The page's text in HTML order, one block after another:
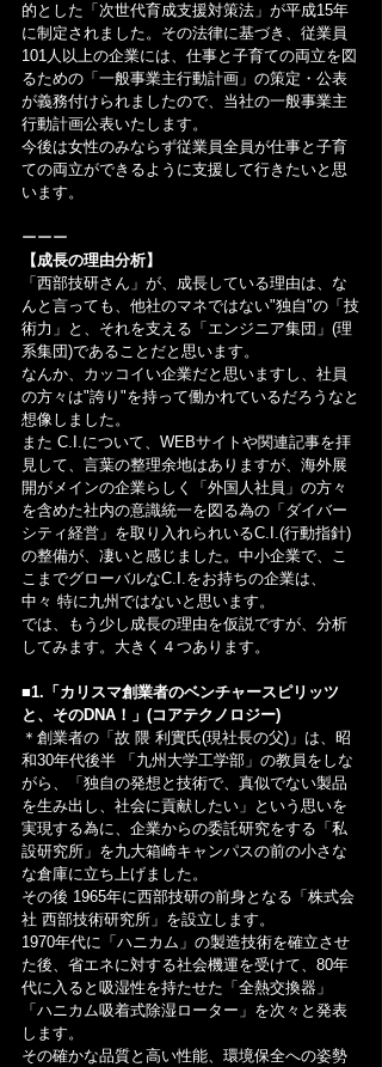
的とした「次世代育成支援対策法」が平成15年
に制定されました。その法律に基づき、従業員
101人以上の企業には、仕事と子育ての両立を図
るための「一般事業主行動計画」の策定・公表
が義務付けられましたので、当社の一般事業主
行動計画公表いたします。
今後は女性のみならず従業員全員が仕事と子育
ての両立ができるように支援して行きたいと思
います。
ーーー
【成長の理由分析】
「西部技研さん」が、成長している理由は、な
んと言っても、他社のマネではない"独自"の「技
術力」と、それを支える「エンジニア集団」(理
系集団)であることだと思います。
なんか、カッコイい企業だと思いますし、社員
の方々は"誇り"を持って働かれているだろうなと
想像しました。
また C.I.について、WEBサイトや関連記事を拝
見して、言葉の整理余地はありますが、海外展
開がメインの企業らしく「外国人社員」の方々
を含めた社内の意識統一を図る為の「ダイバー
シティ経営」を取り入れられいるC.I.(行動指針)
の整備が、凄いと感じました。中小企業で、こ
こまでグローバルなC.I.をお持ちの企業は、
中々 特に九州ではないと思います。
では、もう少し成長の理由を仮説ですが、分析
してみます。大きく４つあります。
■1.「カリスマ創業者のベンチャースピリッツ
と、そのDNA！」(コアテクノロジー)
＊創業者の「故 隈 利實氏(現社長の父)」は、昭
和30年代後半 「九州大学工学部」の教員をしな
がら、「独自の発想と技術で、真似でない製品
を生み出し、社会に貢献したい」という思いを
実現する為に、企業からの委託研究をする「私
設研究所」を九大箱崎キャンパスの前の小さな
な倉庫に立ち上げました。
その後 1965年に西部技研の前身となる「株式会
社 西部技術研究所」を設立します。
1970年代に「ハニカム」の製造技術を確立させ
た後、省エネに対する社会機運を受けて、80年
代に入ると吸湿性を持たせた「全熱交換器」
「ハニカム吸着式除湿ローター」を次々と発表
します。
その確かな品質と高い性能、環境保全への姿勢